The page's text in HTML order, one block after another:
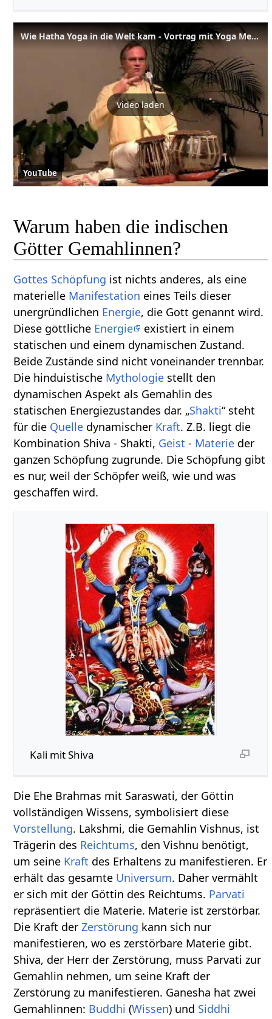
Wie Hatha Yoga in die Welt kam - Vortrag mit Yoga Meister Sukadev Bretz
Video laden
YouTube
Warum haben die indischen
Götter Gemahlinnen?
Gottes Schöpfung ist nichts anderes, als eine
materielle Manifestation eines Teils dieser
unergründlichen Energie, die Gott genannt wird.
Diese göttliche Energie
existiert in einem
statischen und einem dynamischen Zustand.
Beide Zustände sind nicht voneinander trennbar.
Die hinduistische Mythologie stellt den
dynamischen Aspekt als Gemahlin des
statischen Energiezustandes dar. „Shakti“ steht
für die Quelle dynamischer Kraft. Z.B. liegt die
Kombination Shiva - Shakti, Geist - Materie der
ganzen Schöpfung zugrunde. Die Schöpfung gibt
es nur, weil der Schöpfer weiß, wie und was
geschaffen wird.
Kali mit Shiva
Die Ehe Brahmas mit Saraswati, der Göttin
vollständigen Wissens, symbolisiert diese
Vorstellung. Lakshmi, die Gemahlin Vishnus, ist
Trägerin des Reichtums, den Vishnu benötigt,
um seine Kraft des Erhaltens zu manifestieren. Er
erhält das gesamte Universum. Daher vermählt
er sich mit der Göttin des Reichtums. Parvati
repräsentiert die Materie. Materie ist zerstörbar.
Die Kraft derZerstörung kann sich nur
manifestieren, wo es zerstörbare Materie gibt.
Shiva, der Herr der Zerstörung, muss Parvati zur
Gemahlin nehmen, um seine Kraft der
Zerstörung zu manifestieren. Ganesha hat zwei
Gemahlinnen: Buddhi (Wissen) und Siddhi